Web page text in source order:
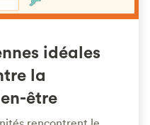
idéales
la
être